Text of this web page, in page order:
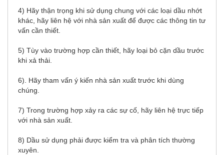
4) Hãy thận trọng khi sử dụng chung với các loại dầu nhớt
khác, hãy liên hệ với nhà sản xuất để được các thông tin tư
vấn cần thiết.
5) Tùy vào trường hợp cần thiết, hãy loại bỏ cặn dầu trước
khi xả thải.
6). Hãy tham vấn ý kiến nhà sản xuất trước khi dùng
chúng.
7) Trong trường hợp xảy ra các sự cố, hãy liên hệ trực tiếp
với nhà sản xuất.
8) Dầu sử dụng phải được kiểm tra và phân tích thường
xuyên.